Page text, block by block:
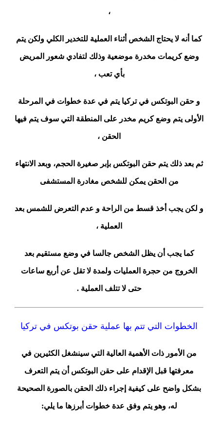
،
كما أنه لا يحتاج الشخص أثناء العملية للتخدير الكلي ولكن يتم
وضع كريمات مخدرة موضعية وذلك لتفادي شعور المريض
بأي تعب ،
و حقن البوتكس في تركيا يتم في عدة خطوات في المرحلة
الأولى يتم وضع كريم مخدر على المنطقة التي سوف يتم فيها
الحقن ،
ثم بعد ذلك يتم حقن البوتكس بإبر صغيرة الحجم، وبعد الانتهاء
من الحقن يمكن للشخص مغادرة المستشفى
و لكن يجب أخذ قسط من الراحة و عدم التعرض للشمس بعد
العملية ،
كما يجب أن يظل الشخص جالسا في وضع مستقيم بعد
الخروج من حجرة العمليات ولمدة لا تقل عن أربع ساعات
حتى لا تتلف العملية .
الخطوات التي تتم بها عملية حقن بوتكس في تركيا
من الأمور ذات الأهمية العالية التي سينشغل الكثيرين في
معرفتها قبل الإقدام على حقن البوتكس أن يتم التعرف
بشكل واضح على كيفية إجراء ذلك الحقن بالصورة الصحيحة
له، وهو يتم وفق عدة خطوات أبرزها ما يلي: